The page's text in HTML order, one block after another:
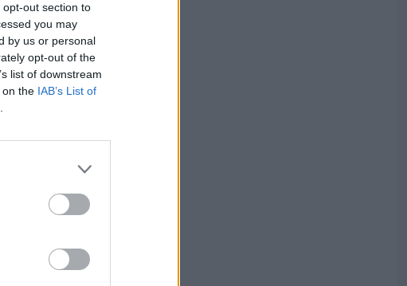
out section to
you may
by us or personal
opt-out of the
list of downstream
on the IAB’s List of